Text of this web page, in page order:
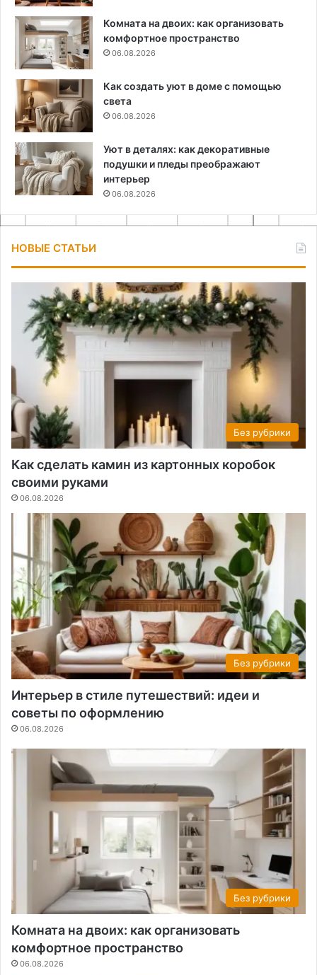
Комната на двоих: как организовать
комфортное пространство
06.08.2026
Как создать уют в доме с помощью
света
06.08.2026
Уют в деталях: как декоративные
подушки и пледы преображают
интерьер
06.08.2026
НОВЫЕ СТАТЬИ
Без рубрики
Как сделать камин из картонных коробок
своими руками
06.08.2026
Без рубрики
Интерьер в стиле путешествий: идеи и
советы по оформлению
06.08.2026
Без рубрики
Комната на двоих: как организовать
комфортное пространство
06.08.2026